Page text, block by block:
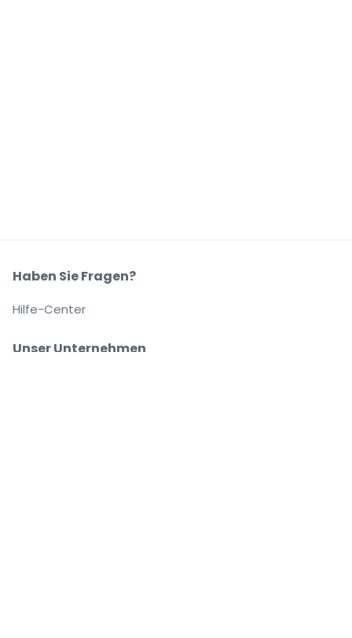
Unser Unternehmen
Haben Sie Fragen?
Hilfe-Center